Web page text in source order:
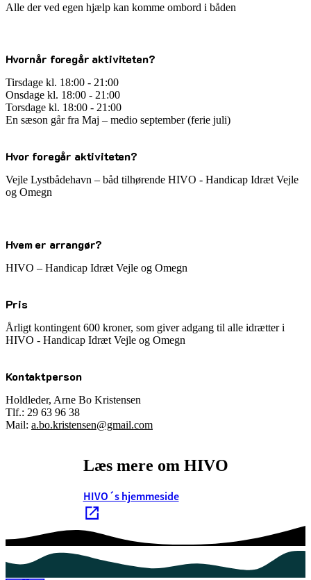
Alle der ved egen hjælp kan komme ombord i båden
Hvornår foregår aktiviteten?
Tirsdage kl. 18:00 - 21:00
Onsdage kl. 18:00 - 21:00
Torsdage kl. 18:00 - 21:00
En sæson går fra Maj – medio september (ferie juli)
Hvor foregår aktiviteten?
Vejle Lystbådehavn – båd tilhørende HIVO - Handicap Idræt Vejle
og Omegn
Hvem er arrangør?
HIVO – Handicap Idræt Vejle og Omegn
Pris
Årligt kontingent 600 kroner, som giver adgang til alle idrætter i
HIVO - Handicap Idræt Vejle og Omegn
Kontaktperson
Holdleder, Arne Bo Kristensen
Tlf.: 29 63 96 38
Mail: a.bo.kristensen@gmail.com
Læs mere om HIVO
HIVO´s hjemmeside